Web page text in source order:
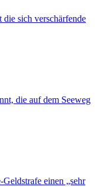
die sich verschärfende
die auf dem Seeweg
einen „sehr